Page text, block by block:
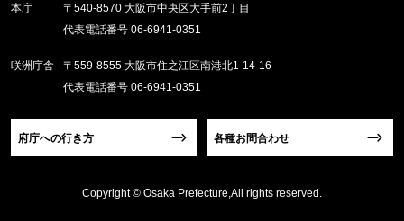
本庁
〒540-8570 大阪市中央区大手前2丁目
代表電話番号 06-6941-0351
咲洲庁舎
〒559-8555 大阪市住之江区南港北1-14-16
代表電話番号 06-6941-0351
府庁への行き方 各種お問合わせ
Copyright © Osaka Prefecture,All rights reserved.